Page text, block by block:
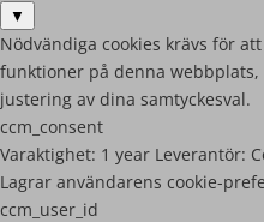
▼
Nödvändiga cookies krävs för
funktioner på denna
justering av dina samtyckesval.
ccm_consent
Varaktighet: 1 year Leverantör:
Lagrar användarens cookie-
ccm_user_id